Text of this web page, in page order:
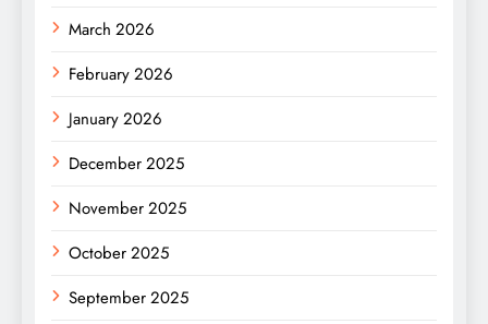
March 2026
February 2026
January 2026
December 2025
November 2025
October 2025
September 2025